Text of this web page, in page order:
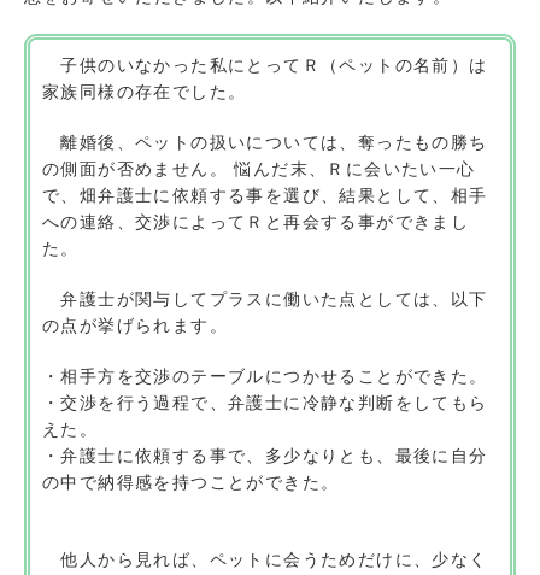
子供のいなかった私にとってＲ（ペットの名前）は
家族同様の存在でした。
離婚後、ペットの扱いについては、奪ったもの勝ち
の側面が否めません。 悩んだ末、Ｒに会いたい一心
で、畑弁護士に依頼する事を選び、結果として、相手
への連絡、交渉によってＲと再会する事ができまし
た。
弁護士が関与してプラスに働いた点としては、以下
の点が挙げられます。
・相手方を交渉のテーブルにつかせることができた。
・交渉を行う過程で、弁護士に冷静な判断をしてもら
えた。
・弁護士に依頼する事で、多少なりとも、最後に自分
の中で納得感を持つことができた。
他人から見れば、ペットに会うためだけに、少なく